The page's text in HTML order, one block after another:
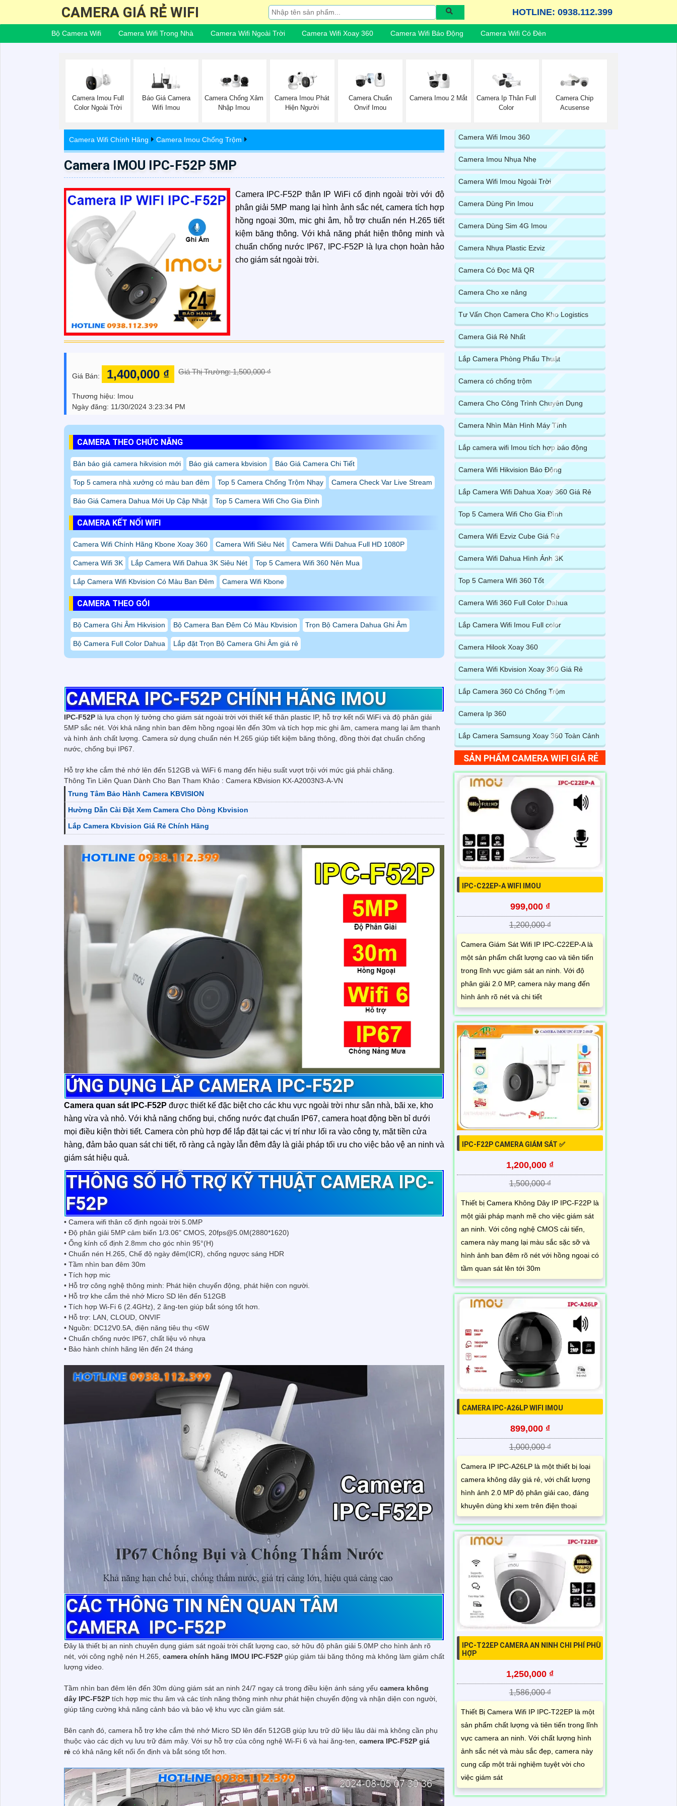
CAMERA GIÁ RẺ WIFI HOTLINE: 0938.112.399
Bộ Camera Wifi Camera Wifi Trong Nhà Camera Wifi Ngoài Trời Camera Wifi Xoay 360 Camera Wifi Báo Động Camera Wifi Có Đèn
Camera Imou Full
Color Ngoài Trời
Báo Giá Camera
Wifi Imou
Camera Chống Xâm
Nhập Imou
Camera Imou Phát
Hiện Người
Camera Chuẩn
Onvif Imou
Camera Imou 2 Mắt
Camera Ip Thân Full
Color
Camera Chip
Acusense
Camera Wifi Chính Hãng Camera Imou Chống Trộm
Camera IMOU IPC-F52P 5MP
Camera IPC-F52P thân IP WiFi cố định ngoài trời với độ
phân giải 5MP mang lại hình ảnh sắc nét, camera tích hợp
hồng ngoại 30m, mic ghi âm, hỗ trợ chuẩn nén H.265 tiết
kiệm băng thông. Với khả năng phát hiện thông minh và
chuẩn chống nước IP67, IPC-F52P là lựa chọn hoàn hảo
cho giám sát ngoài trời.
Giá Bán: 1,400,000 ₫ Giá Thị Trường: 1,500,000 ₫
Thương hiệu: Imou
Ngày đăng: 11/30/2024 3:23:34 PM
CAMERA THEO CHỨC NĂNG
Bản báo giá camera hikvision mới Báo giá camera kbvision Báo Giá Camera Chi Tiết
Top 5 camera nhà xưởng có màu ban đêm Top 5 Camera Chống Trộm Nhạy Camera Check Var Live Stream
Báo Giá Camera Dahua Mới Up Cập Nhật Top 5 Camera Wifi Cho Gia Đình
CAMERA KẾT NỐI WIFI
Camera Wifi Chính Hãng Kbone Xoay 360 Camera Wifi Siêu Nét Camera Wifii Dahua Full HD 1080P
Camera Wifi 3K Lắp Camera Wifi Dahua 3K Siêu Nét Top 5 Camera Wifi 360 Nên Mua
Lắp Camera Wifi Kbvision Có Màu Ban Đêm Camera Wifi Kbone
CAMERA THEO GÓI
Bộ Camera Ghi Âm Hikvision Bộ Camera Ban Đêm Có Màu Kbvision Trọn Bộ Camera Dahua Ghi Âm
Bộ Camera Full Color Dahua Lắp đặt Trọn Bộ Camera Ghi Âm giá rẻ
CAMERA IPC-F52P CHÍNH HÃNG IMOU
IPC-F52P là lựa chọn lý tưởng cho giám sát ngoài trời với thiết kế thân plastic IP, hỗ trợ kết nối WiFi và độ phân giải
5MP sắc nét. Với khả năng nhìn ban đêm hồng ngoại lên đến 30m và tích hợp mic ghi âm, camera mang lại âm thanh
và hình ảnh chất lượng. Camera sử dụng chuẩn nén H.265 giúp tiết kiệm băng thông, đồng thời đạt chuẩn chống
nước, chống bụi IP67.
Hỗ trợ khe cắm thẻ nhớ lên đến 512GB và WiFi 6 mang đến hiệu suất vượt trội với mức giá phải chăng.
Thông Tin Liên Quan Dành Cho Bạn Tham Khảo : Camera KBvision KX-A2003N3-A-VN
Trung Tâm Bảo Hành Camera KBVISION
Hường Dẫn Cài Đặt Xem Camera Cho Dòng Kbvision
Lắp Camera Kbvision Giá Rẻ Chính Hãng
ỨNG DỤNG LẮP CAMERA IPC-F52P
Camera quan sát IPC-F52P được thiết kế đặc biệt cho các khu vực ngoài trời như sân nhà, bãi xe, kho
hàng vừa và nhỏ. Với khả năng chống bụi, chống nước đạt chuẩn IP67, camera hoạt động bền bỉ dưới
mọi điều kiện thời tiết. Camera còn phù hợp để lắp đặt tại các vị trí như lối ra vào công ty, mặt tiền cửa
hàng, đảm bảo quan sát chi tiết, rõ ràng cả ngày lẫn đêm đây là giải pháp tối ưu cho việc bảo vệ an ninh và
giám sát hiệu quả.
THÔNG SỐ HỖ TRỢ KỸ THUẬT CAMERA IPC-
F52P
• Camera wifi thân cố định ngoài trời 5.0MP
• Độ phân giải 5MP cảm biến 1/3.06" CMOS, 20fps@5.0M(2880*1620)
• Ống kính cố định 2.8mm cho góc nhìn 95°(H)
• Chuẩn nén H.265, Chế độ ngày đêm(ICR), chống ngược sáng HDR
• Tầm nhìn ban đêm 30m
• Tích hợp mic
• Hỗ trợ công nghệ thông minh: Phát hiện chuyển động, phát hiện con người.
• Hỗ trợ khe cắm thẻ nhớ Micro SD lên đến 512GB
• Tích hợp Wi-Fi 6 (2.4GHz), 2 ăng-ten giúp bắt sóng tốt hơn.
• Hỗ trợ: LAN, CLOUD, ONVIF
• Nguồn: DC12V0.5A, điện năng tiêu thụ <6W
• Chuẩn chống nước IP67, chất liệu vỏ nhựa
• Bảo hành chính hãng lên đến 24 tháng
CÁC THÔNG TIN NÊN QUAN TÂM
CAMERA IPC-F52P
Đây là thiết bị an ninh chuyên dụng giám sát ngoài trời chất lượng cao, sở hữu độ phân giải 5.0MP cho hình ảnh rõ
nét, với công nghệ nén H.265, camera chính hãng IMOU IPC-F52P giúp giảm tải băng thông mà không làm giảm chất
lượng video.
Tầm nhìn ban đêm lên đến 30m dùng giám sát an ninh 24/7 ngay cả trong điều kiện ánh sáng yếu camera không
dây IPC-F52P tích hợp mic thu âm và các tính năng thông minh như phát hiện chuyển động và nhận diện con người,
giúp tăng cường khả năng cảnh báo và bảo vệ khu vực cần giám sát.
Bên cạnh đó, camera hỗ trợ khe cắm thẻ nhớ Micro SD lên đến 512GB giúp lưu trữ dữ liệu lâu dài mà không cần phụ
thuộc vào các dịch vụ lưu trữ đám mây. Với sự hỗ trợ của công nghệ Wi-Fi 6 và hai ăng-ten, camera IPC-F52P giá
rẻ có khả năng kết nối ổn định và bắt sóng tốt hơn.
Camera Wifi Imou 360
Camera Imou Nhụa Nhẹ
Camera Wifi Imou Ngoài Trời
Camera Dùng Pin Imou
Camera Dùng Sim 4G Imou
Camera Nhựa Plastic Ezviz
Camera Có Đọc Mã QR
Camera Cho xe nâng
Tư Vấn Chọn Camera Cho Kho Logistics
Camera Giá Rẻ Nhất
Lắp Camera Phòng Phẩu Thuật
Camera có chống trộm
Camera Cho Công Trình Chuyên Dụng
Camera Nhìn Màn Hình Máy Tính
Lắp camera wifi Imou tích hợp báo động
Camera Wifi Hikvision Báo Động
Lắp Camera Wifi Dahua Xoay 360 Giá Rẻ
Top 5 Camera Wifi Cho Gia Đình
Camera Wifi Ezviz Cube Giá Rẻ
Camera Wifi Dahua Hình Ảnh 3K
Top 5 Camera Wifi 360 Tốt
Camera Wifi 360 Full Color Dahua
Lắp Camera Wifi Imou Full color
Camera Hilook Xoay 360
Camera Wifi Kbvision Xoay 360 Giá Rẻ
Lắp Camera 360 Có Chống Trộm
Camera Ip 360
Lắp Camera Samsung Xoay 360 Toàn Cảnh
SẢN PHẨM CAMERA WIFI GIÁ RẺ
IPC-C22EP-A WIFI IMOU
999,000 ₫
1,200,000 ₫
Camera Giám Sát Wifi IP IPC-C22EP-A là
một sản phẩm chất lượng cao và tiên tiến
trong lĩnh vực giám sát an ninh. Với độ
phân giải 2.0 MP, camera này mang đến
hình ảnh rõ nét và chi tiết
IPC-F22P CAMERA GIÁM SÁT ✅
1,200,000 ₫
1,500,000 ₫
Thiết bị Camera Không Dây IP IPC-F22P là
một giải pháp mạnh mẽ cho việc giám sát
an ninh. Với công nghệ CMOS cải tiến,
camera này mang lại màu sắc sặc sỡ và
hình ảnh ban đêm rõ nét với hồng ngoại có
tầm quan sát lên tới 30m
CAMERA IPC-A26LP WIFI IMOU
899,000 ₫
1,000,000 ₫
Camera IP IPC-A26LP là một thiết bị loại
camera không dây giá rẻ, với chất lượng
hình ảnh 2.0 MP độ phân giải cao, đáng
khuyên dùng khi xem trên điện thoại
IPC-T22EP CAMERA AN NINH CHI PHÍ PHÙ
HỢP
1,250,000 ₫
1,586,000 ₫
Thiết Bị Camera Wifi IP IPC-T22EP là một
sản phẩm chất lượng và tiên tiến trong lĩnh
vực camera an ninh. Với chất lượng hình
ảnh sắc nét và màu sắc đẹp, camera này
cung cấp một trải nghiệm tuyệt vời cho
việc giám sát